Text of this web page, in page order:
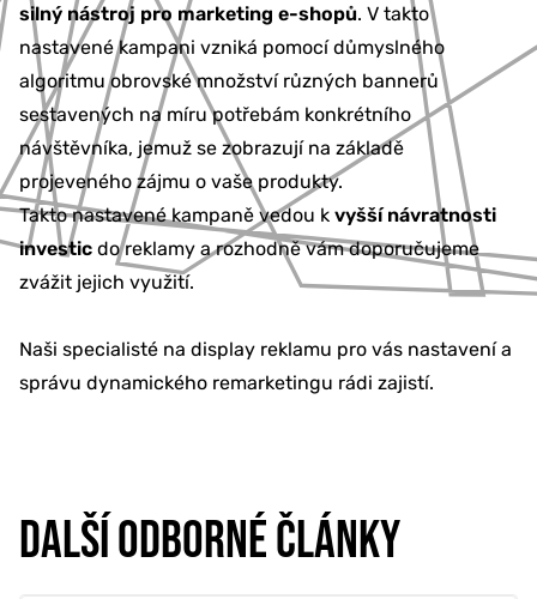
silný nástroj pro marketing e-shopů. V takto
nastavené kampani vzniká pomocí důmyslného
algoritmu obrovské množství různých bannerů
sestavených na míru potřebám konkrétního
návštěvníka, jemuž se zobrazují na základě
projeveného zájmu o vaše produkty.
Takto nastavené kampaně vedou k vyšší návratnosti
investic do reklamy a rozhodně vám doporučujeme
zvážit jejich využití.
Naši specialisté na display reklamu pro vás nastavení a
správu dynamického remarketingu rádi zajistí.
DALŠÍ ODBORNÉ ČLÁNKY